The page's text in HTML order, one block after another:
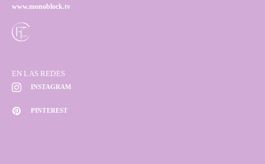
www.monoblock.tv
EN LAS REDES
INSTAGRAM
PINTEREST